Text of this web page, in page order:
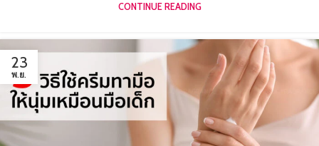
CONTINUE READING
23
พ.ย.